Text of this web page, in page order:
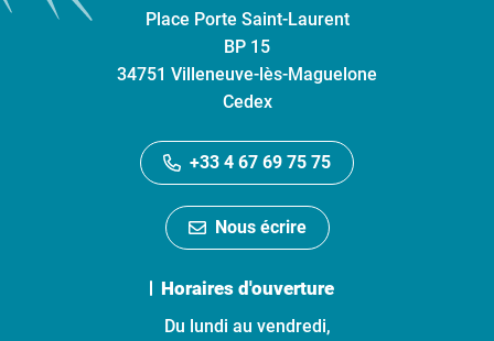
Place Porte Saint-Laurent
BP 15
34751 Villeneuve-lès-Maguelone
Cedex
+33 4 67 69 75 75
Nous écrire
Horaires d'ouverture
Du lundi au vendredi,